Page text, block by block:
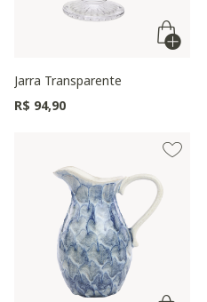
Jarra Transparente
R$ 94,90